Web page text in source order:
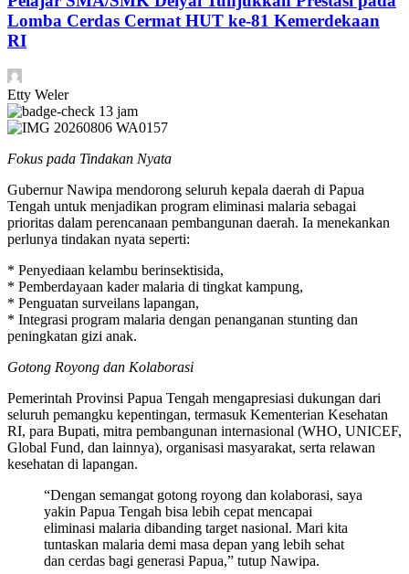
Lomba Cerdas Cermat HUT ke-81 Kemerdekaan
RI
Etty Weler
13 jam
Fokus pada Tindakan Nyata
Gubernur Nawipa mendorong seluruh kepala daerah di Papua
Tengah untuk menjadikan program eliminasi malaria sebagai
prioritas dalam perencanaan pembangunan daerah. Ia menekankan
perlunya tindakan nyata seperti:
* Penyediaan kelambu berinsektisida,
* Pemberdayaan kader malaria di tingkat kampung,
* Penguatan surveilans lapangan,
* Integrasi program malaria dengan penanganan stunting dan
peningkatan gizi anak.
Gotong Royong dan Kolaborasi
Pemerintah Provinsi Papua Tengah mengapresiasi dukungan dari
seluruh pemangku kepentingan, termasuk Kementerian Kesehatan
RI, para Bupati, mitra pembangunan internasional (WHO, UNICEF,
Global Fund, dan lainnya), organisasi masyarakat, serta relawan
kesehatan di lapangan.
“Dengan semangat gotong royong dan kolaborasi, saya
yakin Papua Tengah bisa lebih cepat mencapai
eliminasi malaria dibanding target nasional. Mari kita
tuntaskan malaria demi masa depan yang lebih sehat
dan cerdas bagi generasi Papua,” tutup Nawipa.